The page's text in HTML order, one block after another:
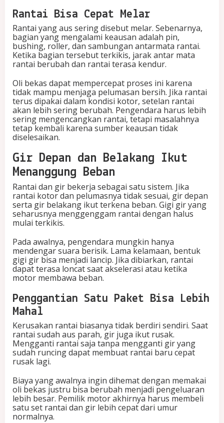
Rantai Bisa Cepat Melar
Rantai yang aus sering disebut melar. Sebenarnya,
bagian yang mengalami keausan adalah pin,
bushing, roller, dan sambungan antarmata rantai.
Ketika bagian tersebut terkikis, jarak antar mata
rantai berubah dan rantai terasa kendur.
Oli bekas dapat mempercepat proses ini karena
tidak mampu menjaga pelumasan bersih. Jika rantai
terus dipakai dalam kondisi kotor, setelan rantai
akan lebih sering berubah. Pengendara harus lebih
sering mengencangkan rantai, tetapi masalahnya
tetap kembali karena sumber keausan tidak
diselesaikan.
Gir Depan dan Belakang Ikut
Menanggung Beban
Rantai dan gir bekerja sebagai satu sistem. Jika
rantai kotor dan pelumasnya tidak sesuai, gir depan
serta gir belakang ikut terkena beban. Gigi gir yang
seharusnya menggenggam rantai dengan halus
mulai terkikis.
Pada awalnya, pengendara mungkin hanya
mendengar suara berisik. Lama kelamaan, bentuk
gigi gir bisa menjadi lancip. Jika dibiarkan, rantai
dapat terasa loncat saat akselerasi atau ketika
motor membawa beban.
Penggantian Satu Paket Bisa Lebih
Mahal
Kerusakan rantai biasanya tidak berdiri sendiri. Saat
rantai sudah aus parah, gir juga ikut rusak.
Mengganti rantai saja tanpa mengganti gir yang
sudah runcing dapat membuat rantai baru cepat
rusak lagi.
Biaya yang awalnya ingin dihemat dengan memakai
oli bekas justru bisa berubah menjadi pengeluaran
lebih besar. Pemilik motor akhirnya harus membeli
satu set rantai dan gir lebih cepat dari umur
normalnya.